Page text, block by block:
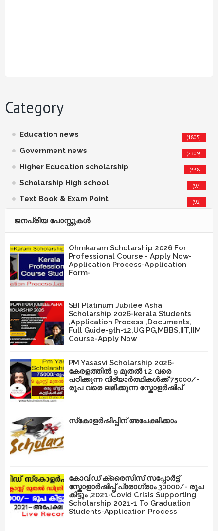
Category
Education news (1805)
Government news (2309)
Higher Education scholarship (338)
Scholarship High school (97)
Text Book & Exam Point (92)
ജനപ്രിയ പോസ്റ്റുകള്‍‌
Ohmkaram Scholarship 2026 For
Professional Course - Apply Now-
Application Process-Application
Form-
SBI Platinum Jubilee Asha
Scholarship 2026-kerala Students
,Application Process ,Documents,
Full Guide-9th-12,UG,PG,MBBS,IIT,IIM
Course-Apply Now
PM Yasasvi Scholarship 2026-
കേരളത്തിൽ 9 മുതൽ 12 വരെ
പഠിക്കുന്ന വിദ്യാർത്ഥികൾക്ക് 75000/-
രൂപ വരെ ലഭിക്കുന്ന സ്കോളർഷിപ്
സ്‌കോളർഷിപ്പിന് അപേക്ഷിക്കാം
കോവിഡ് ക്രൈസിസ് സപ്പോർട്ട്
സ്കോളാർഷിപ്പ് പ്രോഗ്രാം 30000/- രൂപ
കിട്ടും ,2021-Covid Crisis Supporting
Scholarship 2021-1 To Graduation
Students-Application Process